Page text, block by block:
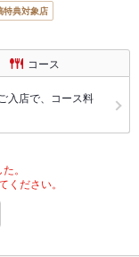
特典対象店
コース
入店で、コース料
。
ださい。